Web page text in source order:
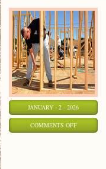
JANUARY - 2 - 2026
COMMENTS OFFON